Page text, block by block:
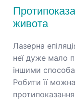
живота
Лазерна
неї дуже мало
іншими
Робити її
протипоказання